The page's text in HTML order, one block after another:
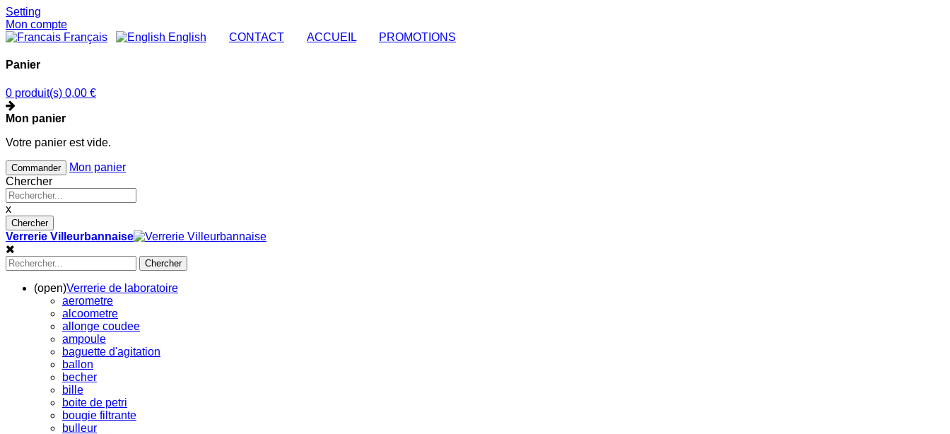
Setting
Mon compte
Français
English CONTACT ACCUEIL PROMOTIONS
Panier
0 produit(s) 0,00 €
Mon panier
Votre panier est vide.
Commander
Mon panier
Chercher
x
Chercher
Verrerie Villeurbannaise
Chercher
(open)Verrerie de laboratoire
aerometre
alcoometre
allonge coudee
ampoule
baguette d'agitation
ballon
becher
bille
boite de petri
bougie filtrante
bulleur